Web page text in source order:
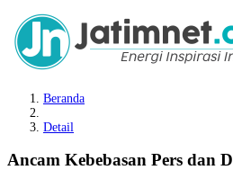
Beranda
Detail
Ancam Kebebasan Pers dan